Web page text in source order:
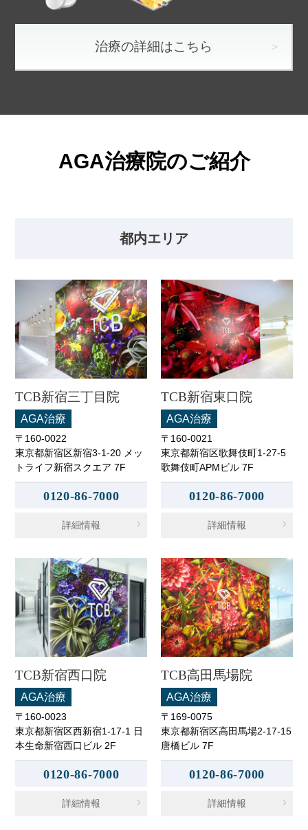
治療の詳細はこちら
AGA治療院のご紹介
都内エリア
TCB新宿三丁目院
AGA治療
〒160-0022
東京都新宿区新宿3-1-20 メッ
トライフ新宿スクエア 7F
0120-86-7000
詳細情報
TCB新宿東口院
AGA治療
〒160-0021
東京都新宿区歌舞伎町1-27-5
歌舞伎町APMビル 7F
0120-86-7000
詳細情報
TCB新宿西口院
AGA治療
〒160-0023
東京都新宿区西新宿1-17-1 日
本生命新宿西口ビル 2F
0120-86-7000
詳細情報
TCB高田馬場院
AGA治療
〒169-0075
東京都新宿区高田馬場2-17-15
唐橋ビル 7F
0120-86-7000
詳細情報